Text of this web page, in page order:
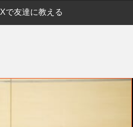
Xで友達に教える